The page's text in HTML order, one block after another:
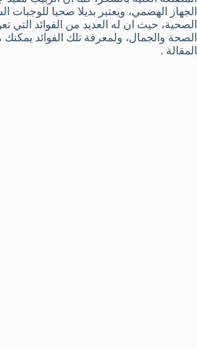
الجهاز الهضمي، ويعتبر بديلا صحيا للوجبات
الصحية، حيث ان له العديد من الفوائد التي
الصحة والجمال، ولمعرفة تلك الفوائد يمكنك
المقالة .